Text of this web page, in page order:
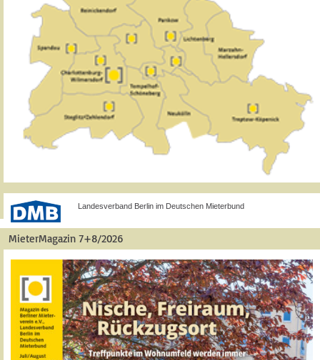
Landesverband Berlin im Deutschen Mieterbund
MieterMagazin 7+8/2026